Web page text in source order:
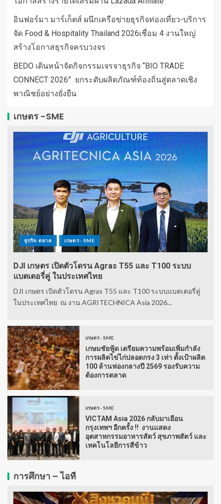
อินฟอร์มา มาร์เก็ตส์ ผนึกเครือข่ายธุรกิจท่องเที่ยว-บริการ
จัด Food & Hospitality Thailand 2026เชื่อม 4 งานใหญ่
สร้างโอกาสธุรกิจครบวงจร
BEDO เดินหน้าจัดกิจกรรมเจรจาธุรกิจ “BIO TRADE
CONNECT 2026” ยกระดับผลิตภัณฑ์ท้องถิ่นสู่ตลาดเชิง
พาณิชย์อย่างยั่งยืน
เกษตร -SME
ธุรกิจ-ตลาด เกษตร - SME
DJI เกษตร เปิดตัวโดรน Agras T55 และ T100 ระบบ
แบตเตอรี่คู่ ในประเทศไทย
DJI เกษตร เปิดตัวโดรน Agras T55 และ T100 ระบบแบตเตอรี่คู่
ในประเทศไทย ณ งาน AGRITECHNICA Asia 2026...
เกษตร - SME
เกษมชัยฟู้ด เตรียมความพร้อมเพิ่มกำลัง
การผลิตไข่ไก่ปลอดกรง 3 เท่า ตั้งเป้าผลิต
100 ล้านฟองกลางปี 2569 รองรับความ
ต้องการตลาด
เกษตร - SME
VICTAM Asia 2026 กลับมาเยือน
กรุงเทพฯ อีกครั้ง !! งานแสดง
อุตสาหกรรมอาหารสัตว์ สุขภาพสัตว์ และ
เทคโนโลยีการสีข้าว
การศึกษา – ไอที